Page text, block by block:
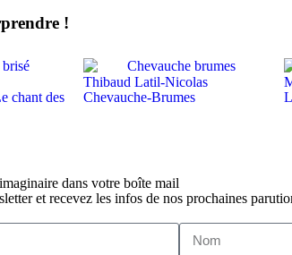
!
chant des
Thibaud Latil-Nicolas
Chevauche-Brumes
dans votre boîte mail
et recevez les infos de nos prochaines